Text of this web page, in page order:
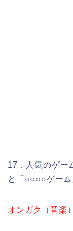
17．人気のゲー
と「○○○○ゲーム
オンガク（音楽）